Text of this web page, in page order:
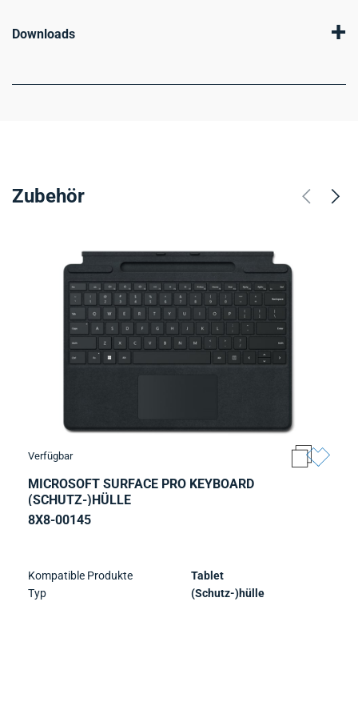
Downloads +
Zubehör
Verfügbar
MICROSOFT SURFACE PRO KEYBOARD
(SCHUTZ-)HÜLLE
8X8-00145
Kompatible Produkte
Typ
Tablet
(Schutz-)hülle